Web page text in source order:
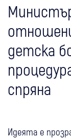
детска
спряна
Идеята е